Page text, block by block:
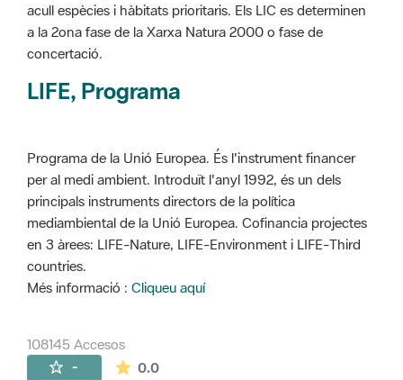
acull espècies i hàbitats prioritaris. Els LIC es determinen
a la 2ona fase de la Xarxa Natura 2000 o fase de
concertació.
LIFE, Programa
Programa de la Unió Europea. És l'instrument financer
per al medi ambient. Introduït l'anyl 1992, és un dels
principals instruments directors de la política
mediambiental de la Unió Europea. Cofinancia projectes
en 3 àrees: LIFE-Nature, LIFE-Environment i LIFE-Third
countries.
Més informació : Cliqueu aquí
108145 Accesos
- 0.0La valoración media es de 0 estrellas de